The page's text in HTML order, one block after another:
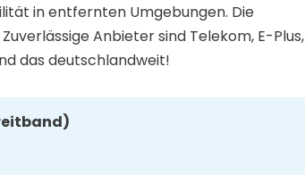
in entfernten Umgebungen. Die
Anbieter sind Telekom, E-Plus,
das deutschlandweit!